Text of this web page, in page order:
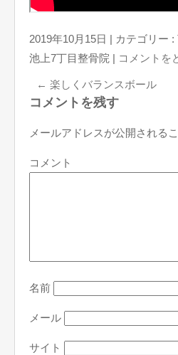
2019年10月15日 | カテゴリー :
池上7丁目整骨院 | コメントを
← 楽しくバランスボール
コメントを残す
メールアドレスが公開される
コメント
名前
メール
サイト